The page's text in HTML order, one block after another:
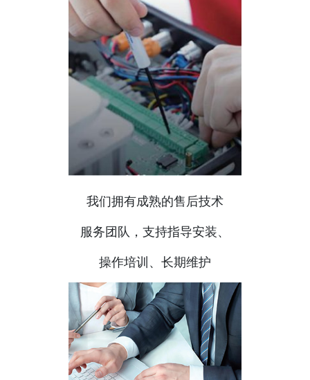
我们拥有成熟的售后技术
服务团队，支持指导安装、
操作培训、长期维护